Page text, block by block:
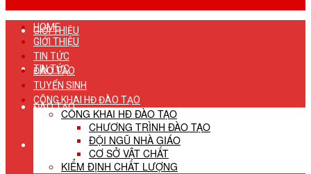
GIỚI THIỆU
TIN TỨC
ĐÀO TẠO
TUYỂN SINH
HOME
GIỚI THIỆU
TIN TỨC
ĐÀO TẠO
TUYỂN SINH
CÔNG KHAI HĐ ĐÀO TẠO
CÔNG KHAI HĐ ĐÀO TẠO
CHƯƠNG TRÌNH ĐÀO TẠO
ĐỘI NGŨ NHÀ GIÁO
CƠ SỞ VẬT CHẤT
KIỂM ĐỊNH CHẤT LƯỢNG